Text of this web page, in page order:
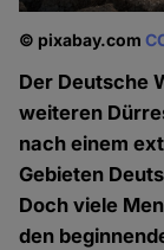
© pixabay.com
Der Deutsche
weiteren
nach einem
Gebieten
Doch viele
den